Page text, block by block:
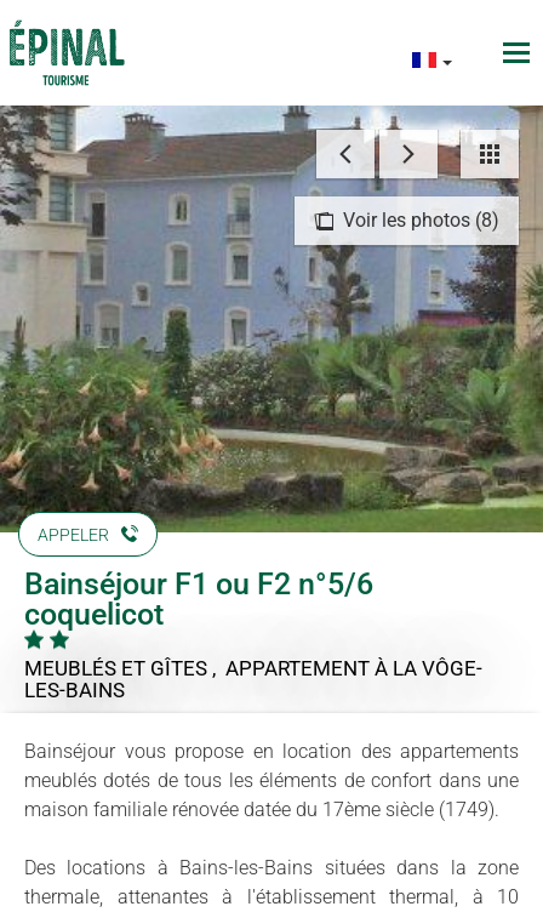
Voir les photos (8)
APPELER
Bainséjour F1 ou F2 n°5/6
coquelicot
MEUBLÉS ET GÎTES , APPARTEMENT À LA VÔGE-
LES-BAINS
Bainséjour vous propose en location des appartements
meublés dotés de tous les éléments de confort dans une
maison familiale rénovée datée du 17ème siècle (1749).
Des locations à Bains-les-Bains situées dans la zone
thermale, attenantes à l'établissement thermal, à 10